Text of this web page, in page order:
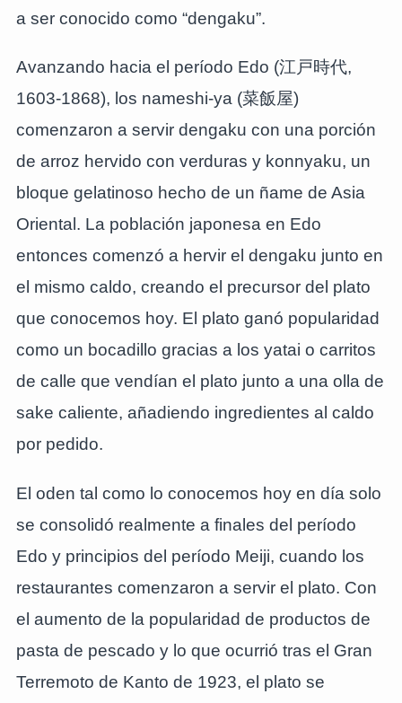
a ser conocido como “dengaku”.
Avanzando hacia el período Edo (江戸時代,
1603-1868), los nameshi-ya (菜飯屋)
comenzaron a servir dengaku con una porción
de arroz hervido con verduras y konnyaku, un
bloque gelatinoso hecho de un ñame de Asia
Oriental. La población japonesa en Edo
entonces comenzó a hervir el dengaku junto en
el mismo caldo, creando el precursor del plato
que conocemos hoy. El plato ganó popularidad
como un bocadillo gracias a los yatai o carritos
de calle que vendían el plato junto a una olla de
sake caliente, añadiendo ingredientes al caldo
por pedido.
El oden tal como lo conocemos hoy en día solo
se consolidó realmente a finales del período
Edo y principios del período Meiji, cuando los
restaurantes comenzaron a servir el plato. Con
el aumento de la popularidad de productos de
pasta de pescado y lo que ocurrió tras el Gran
Terremoto de Kanto de 1923, el plato se